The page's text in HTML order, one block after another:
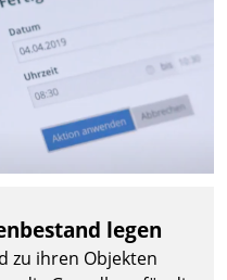
legen
zu ihren Objekten